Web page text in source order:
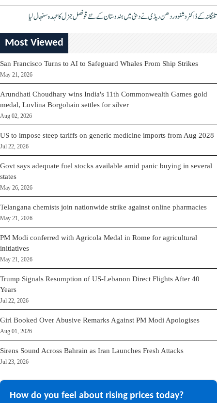
تلنگانہ کے ڈاکٹر وشنو وردھن ریڈی نے دبئی میں ہندوستان کے نئے قونصل جنرل کا عہدہ سنبھال لیا
Most Viewed
San Francisco Turns to AI to Safeguard Whales From Ship Strikes
May 21, 2026
Arundhati Choudhary wins India's 11th Commonwealth Games gold
medal, Lovlina Borgohain settles for silver
Aug 02, 2026
US to impose steep tariffs on generic medicine imports from Aug 2028
Jul 22, 2026
Govt says adequate fuel stocks available amid panic buying in several
states
May 26, 2026
Telangana chemists join nationwide strike against online pharmacies
May 21, 2026
PM Modi conferred with Agricola Medal in Rome for agricultural
initiatives
May 21, 2026
Trump Signals Resumption of US-Lebanon Direct Flights After 40
Years
Jul 22, 2026
Girl Booked Over Abusive Remarks Against PM Modi Apologises
Aug 01, 2026
Sirens Sound Across Bahrain as Iran Launches Fresh Attacks
Jul 23, 2026
How do you feel about rising prices today?